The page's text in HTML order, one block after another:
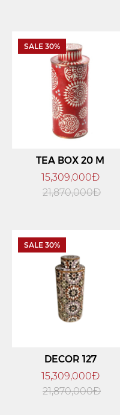
SALE 30%
TEA BOX 20 M
15,309,000Đ
21,870,000Đ
SALE 30%
DECOR 127
15,309,000Đ
21,870,000Đ